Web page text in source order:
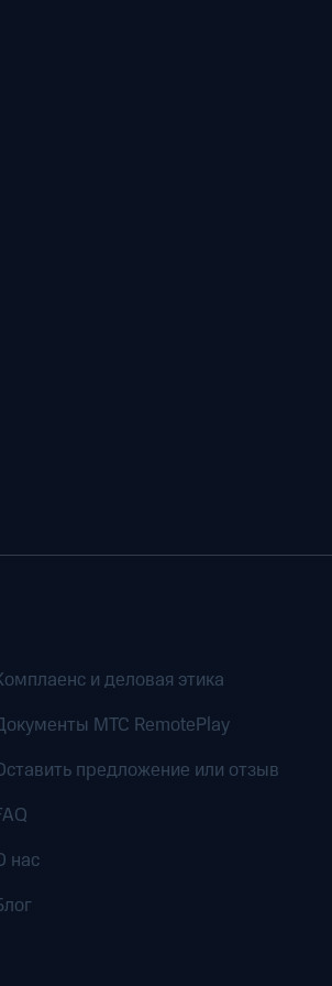
и деловая этика
MTC RemotePlay
предложение или отзыв
нас